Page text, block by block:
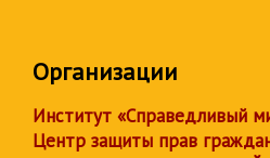
Организации
Институт «Справедливый
Центр защиты прав